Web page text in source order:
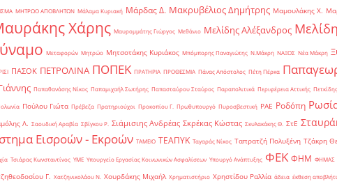
ΜΗΤΡΩΟ ΑΠΟΒΛΗΤΩΝ Μάλαμα Κυριακή Μάρδας Δ. Μακρυβέλιος Δημήτρης Μαμουλάκης Χ.
Χάρης Μαυρομμάτης Γιώργος Μεθάνιο Μελίδης Αλέξανδρος
Μεταφορών Μητρώο Μητσοτάκης Κυριάκος Μπόμπορης Παναγιώτης Ν.Μάκρη ΝΑΞΟΣ Νέα Μάκρη
ΠΑΣΟΚ ΠΕΤΡΟΛΙΝΑ ΠΟΠΕΚ ΠΡΑΤΗΡΙΑ ΠΡΟΘΕΣΜΙΑ Πάνας Απόστολος Πέτη Πέρκα
Παπαθανάσης Νίκος Παπαμιχαήλ Σωτήρης Παπασταύρου Σταύρος Παραπολιτικά Περιφέρεια Αττικής
Πούλου Γιώτα Πρέβεζα Πρατηριούχοι Προκοπίου Γ. Πρωθυπουργό Πυροσβεστική ΡΑΕ Ροδόπη
Λ. Σαουδική Αραβία Σβίγκου Ρ. Σιάμισιης Ανδρέας Σκρέκας Κώστας Σκυλακάκης Θ. ΣτΕ
Εισροών - Εκροών ΤΑΜΕΙΟ ΤΕΑΠΥΚ Ταγαράς Νίκος Ταπρατζή Πολυξένη Τζάκρη
Τσιάρας Κωνσταντίνος ΥΜΕ Υπουργείο Εργασίας Κοινωνικών Ασφαλίσεων Υπουργό Ανάπτυξης ΦΕΚ ΦΗΜ ΦΗΜΑΣ
Γ. Χατζηνικολάου Ν. Χουρδάκης Μιχαήλ Χρηματιστήριο Χρηστίδου Ραλλία άδεια έκθεση